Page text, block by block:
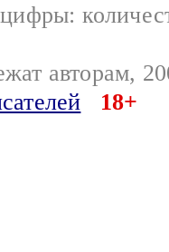
авторам,
18+